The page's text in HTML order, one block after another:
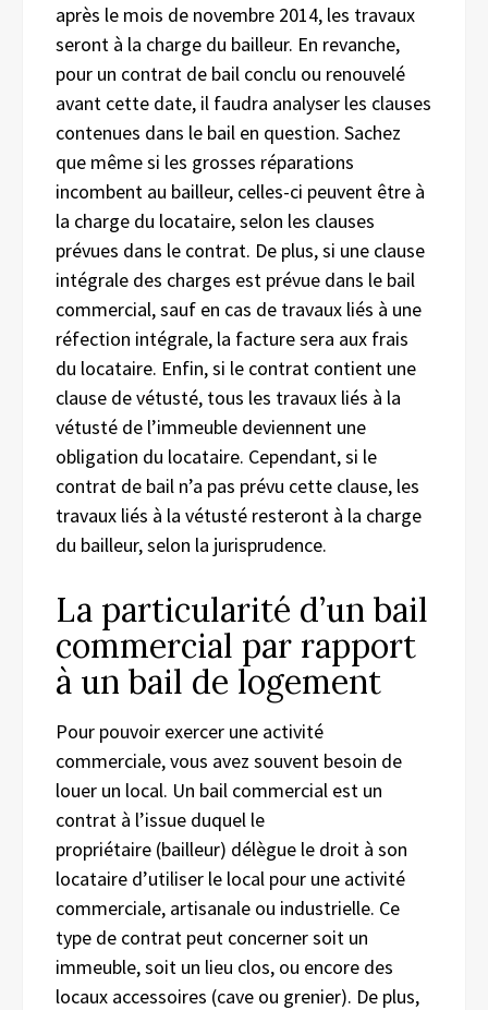
après le mois de novembre 2014, les travaux
seront à la charge du bailleur. En revanche,
pour un contrat de bail conclu ou renouvelé
avant cette date, il faudra analyser les clauses
contenues dans le bail en question. Sachez
que même si les grosses réparations
incombent au bailleur, celles-ci peuvent être à
la charge du locataire, selon les clauses
prévues dans le contrat. De plus, si une clause
intégrale des charges est prévue dans le bail
commercial, sauf en cas de travaux liés à une
réfection intégrale, la facture sera aux frais
du locataire. Enfin, si le contrat contient une
clause de vétusté, tous les travaux liés à la
vétusté de l’immeuble deviennent une
obligation du locataire. Cependant, si le
contrat de bail n’a pas prévu cette clause, les
travaux liés à la vétusté resteront à la charge
du bailleur, selon la jurisprudence.
La particularité d’un bail
commercial par rapport
à un bail de logement
Pour pouvoir exercer une activité
commerciale, vous avez souvent besoin de
louer un local. Un bail commercial est un
contrat à l’issue duquel le
propriétaire (bailleur) délègue le droit à son
locataire d’utiliser le local pour une activité
commerciale, artisanale ou industrielle. Ce
type de contrat peut concerner soit un
immeuble, soit un lieu clos, ou encore des
locaux accessoires (cave ou grenier). De plus,